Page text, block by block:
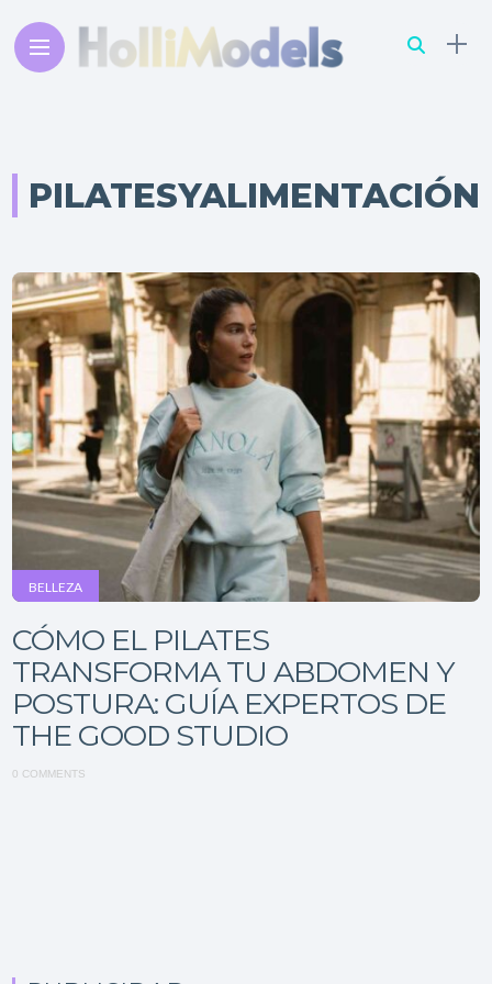
PILATESYALIMENTACIÓN
BELLEZA
CÓMO EL PILATES
TRANSFORMA TU ABDOMEN Y
POSTURA: GUÍA EXPERTOS DE
THE GOOD STUDIO
0 COMMENTS